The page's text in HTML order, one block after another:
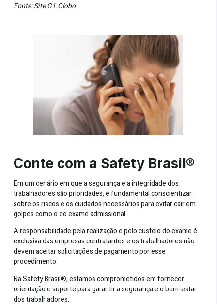
Fonte: SiteG1.Globo
Conte com a Safety Brasil®
Em um cenário em que a segurança e a integridade dos
trabalhadores são prioridades, é fundamental conscientizar
sobre os riscos e os cuidados necessários para evitar cair em
golpes como o do exame admissional.
A responsabilidade pela realização e pelo custeio do exame é
exclusiva das empresas contratantes e os trabalhadores não
devem aceitar solicitações de pagamento por esse
procedimento.
NaSafety Brasil®,estamos comprometidos em fornecer
orientação e suporte para garantir a segurança e o bem-estar
dos trabalhadores.